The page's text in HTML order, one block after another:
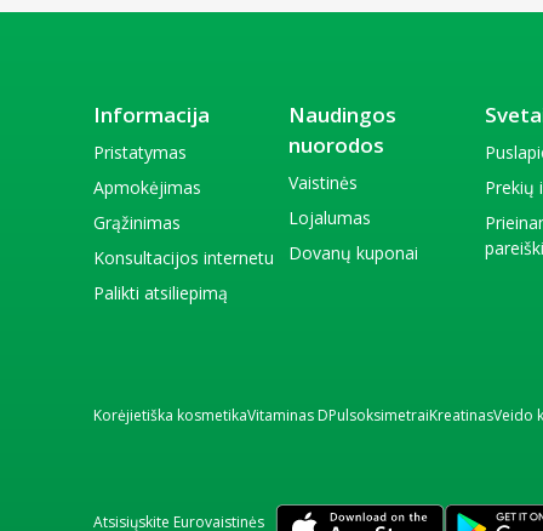
Informacija
Pristatymas
Apmokėjimas
Grąžinimas
Konsultacijos internetu
Palikti atsiliepimą
Naudingos
nuorodos
Vaistinės
Lojalumas
Dovanų kuponai
Prekių
Korėjietiška kosmetikaVitaminas DPulsoksimetraiKreatinasVeido
Atsisiųskite Eurovaistinės